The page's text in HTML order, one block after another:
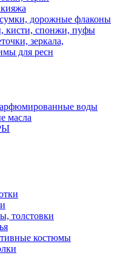
дорожные флаконы
кисти, спонжи, пуфы
зеркала,
для ресн
воды
масла
толстовки
костюмы